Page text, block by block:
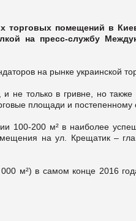
торговых помещений в
на пресс-службу
на рынке украинской
не только в гривне, но
площади и постепенному
100-200 м² в наиболее
на ул. Крещатик –
м²) в самом конце 2016